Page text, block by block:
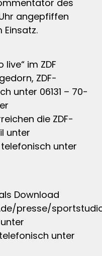
des
angepfiffen
im ZDF
ZDF-
unter 06131 – 70-
die ZDF-
unter
unter
Download
presse/
unter